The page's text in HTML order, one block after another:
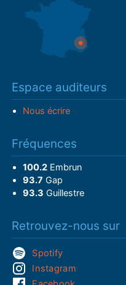
Espace auditeurs
Nous écrire
Fréquences
100.2Embrun
93.7 Gap
93.3 Guillestre
Retrouvez-nous sur
Spotify
Instagram